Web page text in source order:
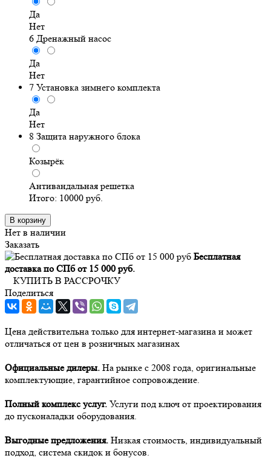
Да
Нет
6 Дренажный насос
Да
Нет
7 Установка зимнего комплекта
Да
Нет
8 Защита наружного блока
Козырёк
Антивандальная решетка
Итого: 10000 руб.
В корзину
Нет в наличии
Заказать
Бесплатная
доставка по СПб от 15 000 руб.
КУПИТЬ В РАССРОЧКУ
Поделиться
Цена действительна только для интернет-магазина и может
отличаться от цен в розничных магазинах
Официальные дилеры. На рынке с 2008 года, оригинальные
комплектующие, гарантийное сопровождение.
Полный комплекс услуг. Услуги под ключ от проектирования
до пусконаладки оборудования.
Выгодные предложения. Низкая стоимость, индивидуальный
подход, система скидок и бонусов.